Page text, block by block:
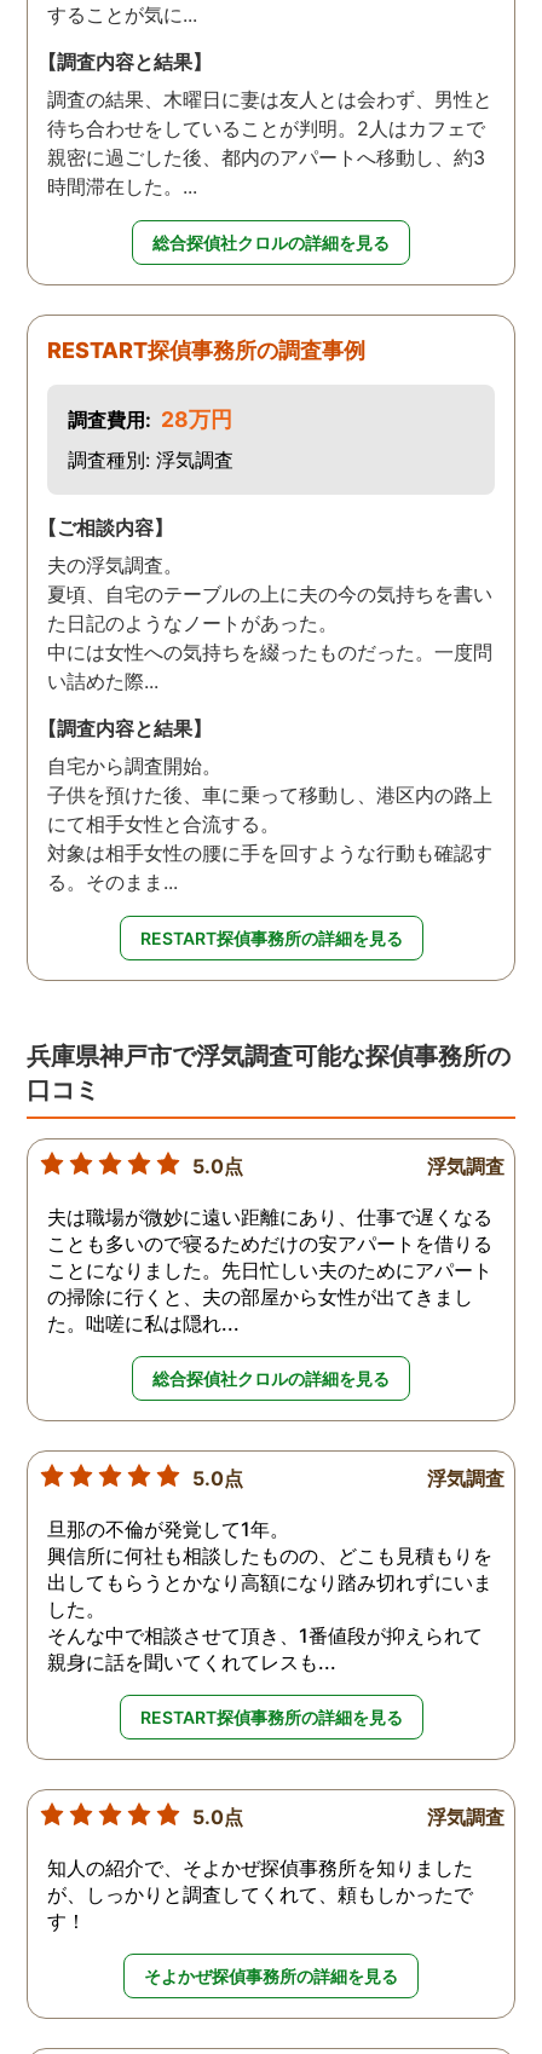
することが気に...
【調査内容と結果】
調査の結果、木曜日に妻は友人とは会わず、男性と
待ち合わせをしていることが判明。2人はカフェで
親密に過ごした後、都内のアパートへ移動し、約3
時間滞在した。...
総合探偵社クロルの詳細を見る
RESTART探偵事務所の調査事例
調査費用: 28万円
調査種別: 浮気調査
【ご相談内容】
夫の浮気調査。
夏頃、自宅のテーブルの上に夫の今の気持ちを書い
た日記のようなノートがあった。
中には女性への気持ちを綴ったものだった。一度問
い詰めた際...
【調査内容と結果】
自宅から調査開始。
子供を預けた後、車に乗って移動し、港区内の路上
にて相手女性と合流する。
対象は相手女性の腰に手を回すような行動も確認す
る。そのまま...
RESTART探偵事務所の詳細を見る
兵庫県神戸市で浮気調査可能な探偵事務所の
口コミ
5.0点 浮気調査
夫は職場が微妙に遠い距離にあり、仕事で遅くなる
ことも多いので寝るためだけの安アパートを借りる
ことになりました。先日忙しい夫のためにアパート
の掃除に行くと、夫の部屋から女性が出てきまし
た。咄嗟に私は隠れ...
総合探偵社クロルの詳細を見る
5.0点 浮気調査
旦那の不倫が発覚して1年。
興信所に何社も相談したものの、どこも見積もりを
出してもらうとかなり高額になり踏み切れずにいま
した。
そんな中で相談させて頂き、1番値段が抑えられて
親身に話を聞いてくれてレスも...
RESTART探偵事務所の詳細を見る
5.0点 浮気調査
知人の紹介で、そよかぜ探偵事務所を知りました
が、しっかりと調査してくれて、頼もしかったで
す！
そよかぜ探偵事務所の詳細を見る